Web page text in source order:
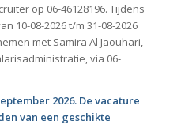
op 06-46128196. Tijdens
10-08-2026 t/m 31-08-2026
met Samira Al Jaouhari,
via 06-
2026. De vacature
van een geschikte